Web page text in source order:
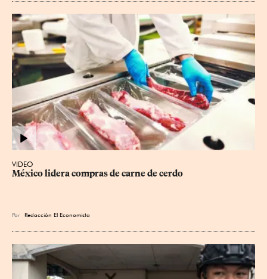
VIDEO
México lidera compras de carne de cerdo
Por Redacción El Economista